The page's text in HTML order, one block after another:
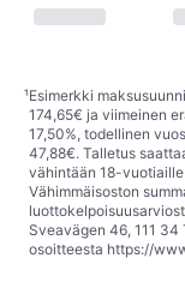
¹Esimerkki
174,65€ ja viimeinen
17,50%, todellinen
47,88€. Talletus
vähintään 18-
Vähimmäisoston
Sveavägen 46, 111
osoitteesta https://